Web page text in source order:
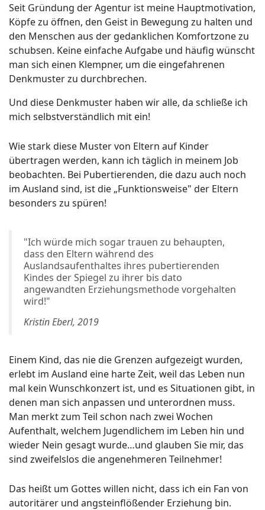
Seit Gründung der Agentur ist meine Hauptmotivation,
Köpfe zu öffnen, den Geist in Bewegung zu halten und
den Menschen aus der gedanklichen Komfortzone zu
schubsen. Keine einfache Aufgabe und häufig wünscht
man sich einen Klempner, um die eingefahrenen
Denkmuster zu durchbrechen.
Und diese Denkmuster haben wir alle, da schließe ich
mich selbstverständlich mit ein!
Wie stark diese Muster von Eltern auf Kinder
übertragen werden, kann ich täglich in meinem Job
beobachten. Bei Pubertierenden, die dazu auch noch
im Ausland sind, ist die „Funktionsweise" der Eltern
besonders zu spüren!
"Ich würde mich sogar trauen zu behaupten,
dass den Eltern während des
Auslandsaufenthaltes ihres pubertierenden
Kindes der Spiegel zu ihrer bis dato
angewandten Erziehungsmethode vorgehalten
wird!"
Kristin Eberl, 2019
Einem Kind, das nie die Grenzen aufgezeigt wurden,
erlebt im Ausland eine harte Zeit, weil das Leben nun
mal kein Wunschkonzert ist, und es Situationen gibt, in
denen man sich anpassen und unterordnen muss.
Man merkt zum Teil schon nach zwei Wochen
Aufenthalt, welchem Jugendlichem im Leben hin und
wieder Nein gesagt wurde…und glauben Sie mir, das
sind zweifelslos die angenehmeren Teilnehmer!
Das heißt um Gottes willen nicht, dass ich ein Fan von
autoritärer und angsteinflößender Erziehung bin.